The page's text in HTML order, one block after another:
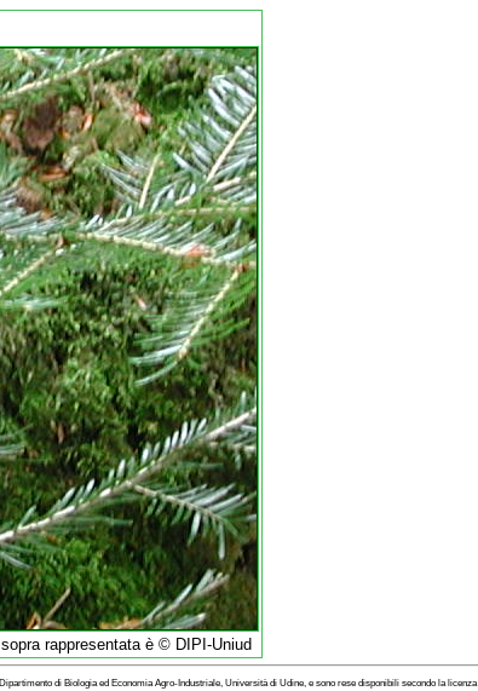
rappresentata è © DIPI-Uniud
di Biologia ed Economia Agro-Industriale, Università di Udine, e sono rese disponibili secondo la licenza